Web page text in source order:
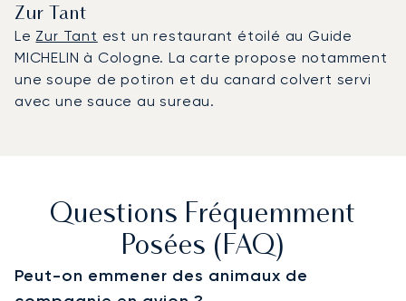
Zur Tant
Le Zur Tant est un restaurant étoilé au Guide
MICHELIN à Cologne. La carte propose notamment
une soupe de potiron et du canard colvert servi
avec une sauce au sureau.
Questions Fréquemment
Posées (FAQ)
Peut-on emmener des animaux de